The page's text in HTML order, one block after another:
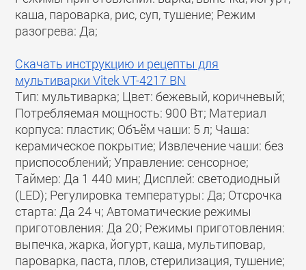
каша, пароварка, рис, суп, тушение; Режим
разогрева: Да;
Скачать инструкцию и рецепты для
мультиварки Vitek VT-4217 BN
Тип: мультиварка; Цвет: бежевый, коричневый;
Потребляемая мощность: 900 Вт; Материал
корпуса: пластик; Объём чаши: 5 л; Чаша:
керамическое покрытие; Извлечение чаши: без
приспособлений; Управление: сенсорное;
Таймер: Да 1 440 мин; Дисплей: светодиодный
(LED); Регулировка температуры: Да; Отсрочка
старта: Да 24 ч; Автоматические режимы
приготовления: Да 20; Режимы приготовления:
выпечка, жарка, йогурт, каша, мультиповар,
пароварка, паста, плов, стерилизация, тушение;